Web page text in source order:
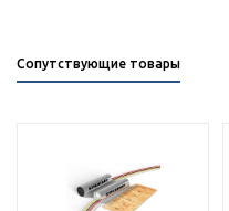
Сопутствующие товары